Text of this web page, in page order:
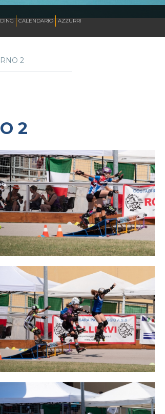
CALENDARIO AZZURRI
2
2
INLINE ALPINE
ROLLER DANCE
policy